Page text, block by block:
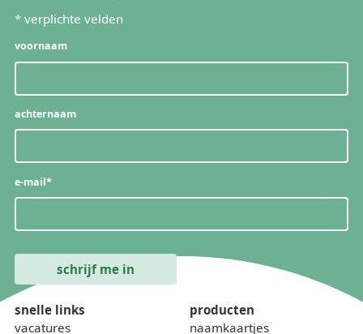
* verplichte velden
voornaam
achternaam
e-mail*
snelle links
vacatures
producten
naamkaartjes